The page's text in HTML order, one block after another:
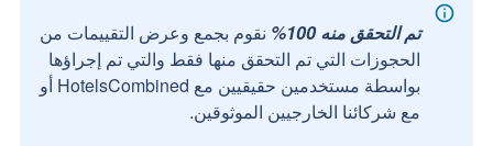
تم التحقق منه 100%
نقوم بجمع وعرض التقييمات من
الحجوزات التي تم التحقق منها فقط والتي تم إجراؤها
بواسطة مستخدمين حقيقيين مع HotelsCombined أو
مع شركائنا الخارجيين الموثوقين.